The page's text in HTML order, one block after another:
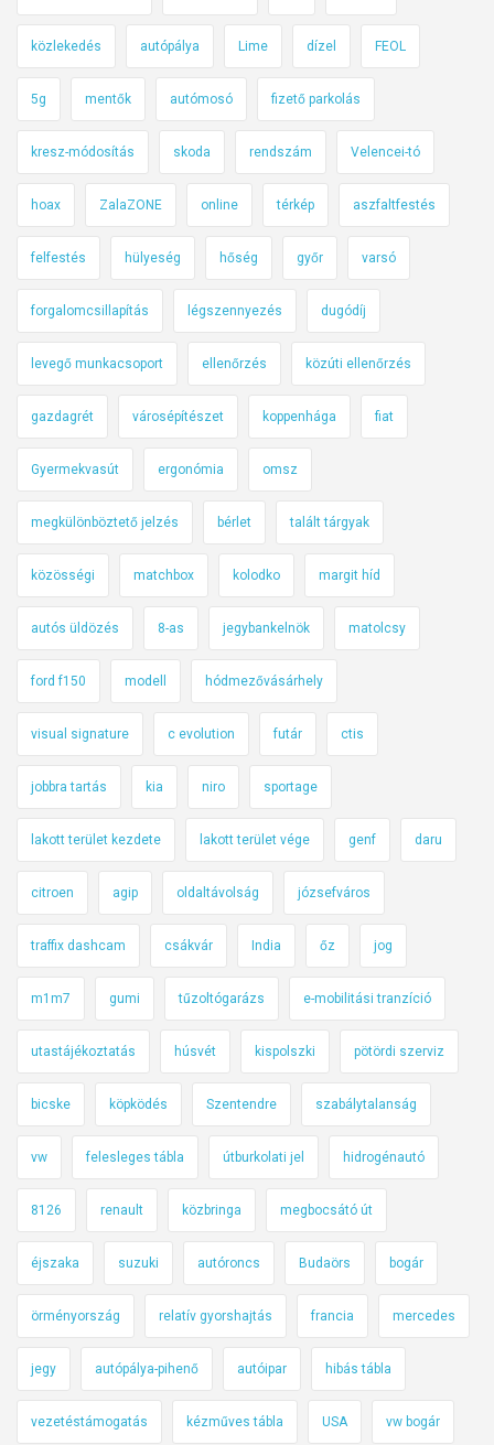
közlekedés autópálya Lime dízel FEOL
5g mentők autómosó fizető parkolás
kresz-módosítás skoda rendszám Velencei-tó
hoax ZalaZONE online térkép aszfaltfestés
felfestés hülyeség hőség győr varsó
forgalomcsillapítás légszennyezés dugódíj
levegő munkacsoport ellenőrzés közúti ellenőrzés
gazdagrét városépítészet koppenhága fiat
Gyermekvasút ergonómia omsz
megkülönböztető jelzés bérlet talált tárgyak
közösségi matchbox kolodko margit híd
autós üldözés 8-as jegybankelnök matolcsy
ford f150 modell hódmezővásárhely
visual signature c evolution futár ctis
jobbra tartás kia niro sportage
lakott terület kezdete lakott terület vége genf daru
citroen agip oldaltávolság józsefváros
traffix dashcam csákvár India őz jog
m1m7 gumi tűzoltógarázs e-mobilitási tranzíció
utastájékoztatás húsvét kispolszki pötördi szerviz
bicske köpködés Szentendre szabálytalanság
vw felesleges tábla útburkolati jel hidrogénautó
8126 renault közbringa megbocsátó út
éjszaka suzuki autóroncs Budaörs bogár
örményország relatív gyorshajtás francia mercedes
jegy autópálya-pihenő autóipar hibás tábla
vezetéstámogatás kézműves tábla USA vw bogár